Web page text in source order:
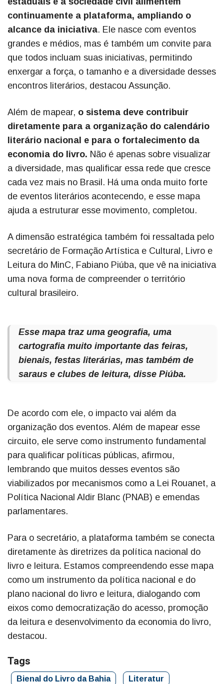
continuamente a plataforma, ampliando o
alcance da iniciativa. Ele nasce com eventos
grandes e médios, mas é também um convite para
que todos incluam suas iniciativas, permitindo
enxergar a força, o tamanho e a diversidade desses
encontros literários, destacou Assunção.
Além de mapear, o sistema deve contribuir
diretamente para a organização do calendário
literário nacional e para o fortalecimento da
economia do livro. Não é apenas sobre visualizar
a diversidade, mas qualificar essa rede que cresce
cada vez mais no Brasil. Há uma onda muito forte
de eventos literários acontecendo, e esse mapa
ajuda a estruturar esse movimento, completou.
A dimensão estratégica também foi ressaltada pelo
secretário de Formação Artística e Cultural, Livro e
Leitura do MinC, Fabiano Piúba, que vê na iniciativa
uma nova forma de compreender o território
cultural brasileiro.
Esse mapa traz uma geografia, uma
cartografia muito importante das feiras,
bienais, festas literárias, mas também de
saraus e clubes de leitura, disse Piúba.
De acordo com ele, o impacto vai além da
organização dos eventos. Além de mapear esse
circuito, ele serve como instrumento fundamental
para qualificar políticas públicas, afirmou,
lembrando que muitos desses eventos são
viabilizados por mecanismos como a Lei Rouanet, a
Política Nacional Aldir Blanc (PNAB) e emendas
parlamentares.
Para o secretário, a plataforma também se conecta
diretamente às diretrizes da política nacional do
livro e leitura. Estamos compreendendo esse mapa
como um instrumento da política nacional e do
plano nacional do livro e leitura, dialogando com
eixos como democratização do acesso, promoção
da leitura e desenvolvimento da economia do livro,
destacou.
Tags
Bienal do Livro da Bahia
Literatur